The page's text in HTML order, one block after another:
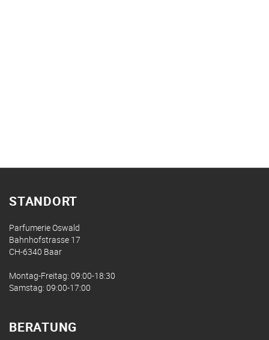
STANDORT
Parfumerie Oswald
Bahnhofstrasse 17
CH-6340 Baar
Montag-Freitag: 09:00-18:30
Samstag: 09:00-17:00
BERATUNG